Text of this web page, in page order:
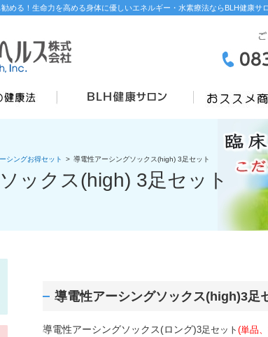
める！生命力を高める身体に優しいエネルギー・水素療法ならBLH健康サ
シングお得セット > 導電性アーシングソックス(high) 3足セット
ックス(high) 3足セット
導電性アーシングソックス(high)3足
導電性アーシングソックス(ロング)3足セット (単品